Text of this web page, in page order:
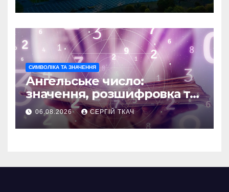
СИМВОЛІКА ТА ЗНАЧЕННЯ
Ангельське число:
значення, розшифровка та
послання
06.08.2026 СЕРГІЙ ТКАЧ